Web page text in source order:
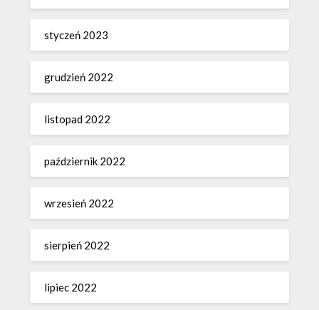
styczeń 2023
grudzień 2022
listopad 2022
październik 2022
wrzesień 2022
sierpień 2022
lipiec 2022